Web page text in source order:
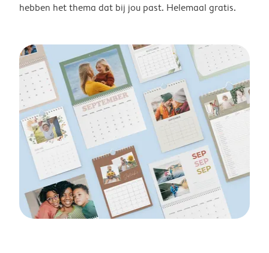
hebben het thema dat bij jou past. Helemaal gratis.